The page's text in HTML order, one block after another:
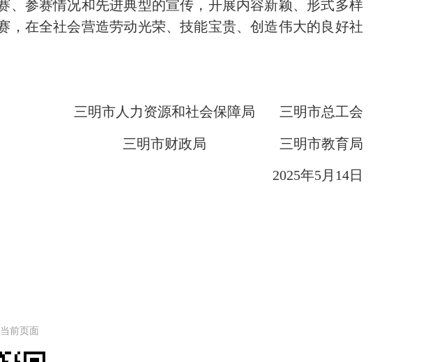
参赛情况和先进典型的宣传，开展内容新颖、形式多样
在全社会营造劳动光荣、技能宝贵、创造伟大的良好社
三明市人力资源和社会保障局 三明市总工会
三明市财政局 三明市教育局
2025年5月14日
前页面